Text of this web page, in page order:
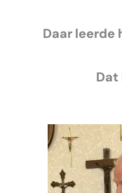
Daar leerde
Dat